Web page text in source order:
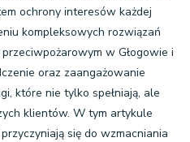
ochrony interesów każdej
kompleksowych rozwiązań
w Głogowie i
oraz zaangażowanie
które nie tylko spełniają, ale
klientów. W tym artykule
się do wzmacniania